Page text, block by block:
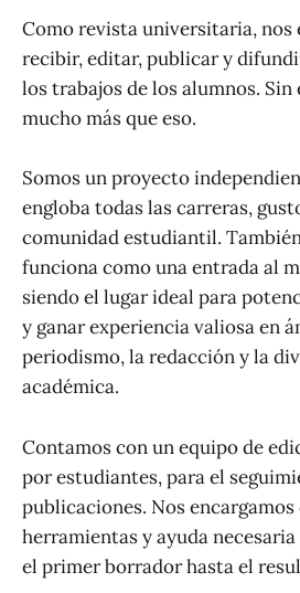
Como revista universitaria, nos
recibir, editar, publicar y
los trabajos de los alumnos. Sin
mucho más que eso.
Somos un proyecto
engloba todas las carreras,
comunidad estudiantil.
funciona como una entrada al
siendo el lugar ideal para
y ganar experiencia valiosa en
periodismo, la redacción y la
académica.
Contamos con un equipo de
por estudiantes, para el
publicaciones. Nos
herramientas y ayuda
el primer borrador hasta el